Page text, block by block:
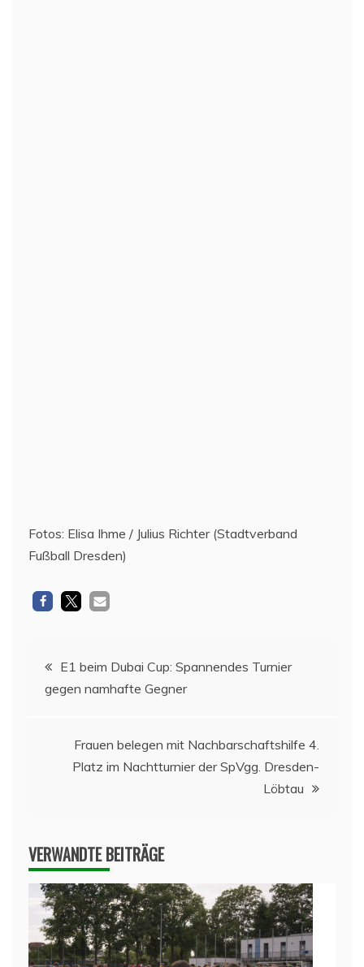
Fotos: Elisa Ihme / Julius Richter (Stadtverband
Fußball Dresden)
Beitragsnavigation
E1 beim Dubai Cup: Spannendes Turnier
gegen namhafte Gegner
Frauen belegen mit Nachbarschaftshilfe 4.
Platz im Nachtturnier der SpVgg. Dresden-
Löbtau
VERWANDTE BEITRÄGE